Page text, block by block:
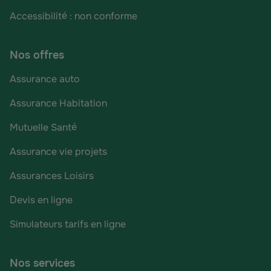
Accessibilité : non conforme
Nos offres
Assurance auto
Assurance Habitation
Mutuelle Santé
Assurance vie projets
Assurances Loisirs
Devis en ligne
Simulateurs tarifs en ligne
Nos services